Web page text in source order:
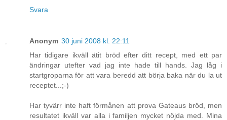
Svara
Anonym 30 juni 2008 kl. 22:11
Har tidigare ikväll ätit bröd efter ditt recept, med ett par
ändringar utefter vad jag inte hade till hands. Jag låg i
startgroparna för att vara beredd att börja baka när du la ut
receptet...;-)
Har tyvärr inte haft förmånen att prova Gateaus bröd, men
resultatet ikväll var alla i familjen mycket nöjda med. Mina